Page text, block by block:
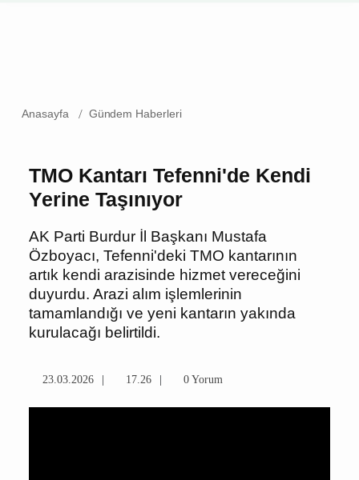
Anasayfa Gündem Haberleri
TMO Kantarı Tefenni'de
Kendi Yerine Taşınıyor
AK Parti Burdur İl Başkanı Mustafa
Özboyacı, Tefenni'deki TMO kantarının
artık kendi arazisinde hizmet vereceğini
duyurdu. Arazi alım işlemlerinin
tamamlandığı ve yeni kantarın yakında
kurulacağı belirtildi.
23.03.2026 17.26 0 Yorum